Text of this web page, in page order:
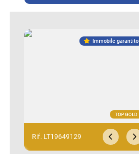
Immobile garantito
Rif. LT19649129